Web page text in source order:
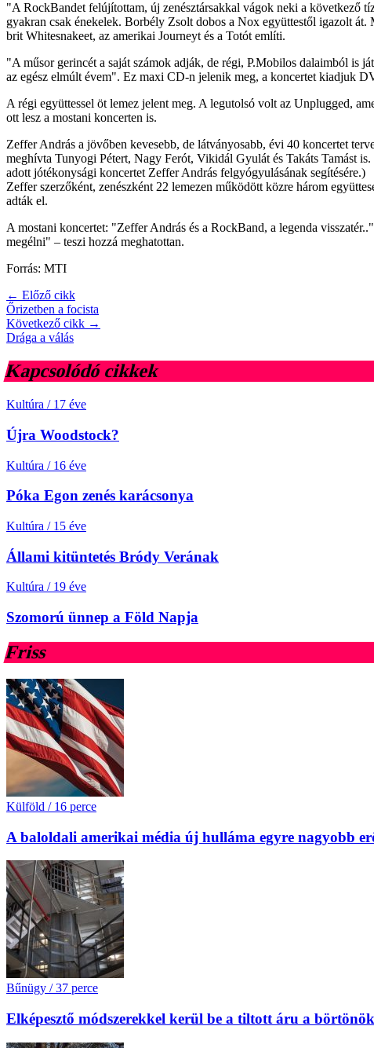
"A RockBandet felújítottam, új zenésztársakkal vágok neki a következő
gyakran csak énekelek. Borbély Zsolt dobos a Nox együttestől igazolt
brit Whitesnakeet, az amerikai Journeyt és a Totót említi.
"A műsor gerincét a saját számok adják, de régi, P.Mobilos dalaimból is
az egész elmúlt évem". Ez maxi CD-n jelenik meg, a koncertet kiadjuk
A régi együttessel öt lemez jelent meg. A legutolsó volt az Unplugged,
ott lesz a mostani koncerten is.
Zeffer András a jövőben kevesebb, de látványosabb, évi 40 koncertet
meghívta Tunyogi Pétert, Nagy Ferót, Vikidál Gyulát és Takáts Tamást
adott jótékonysági koncertet Zeffer András felgyógyulásának segítésére.)
Zeffer szerzőként, zenészként 22 lemezen működött közre három
adták el.
A mostani koncertet: "Zeffer András és a RockBand, a legenda
megélni" – teszi hozzá meghatottan.
Forrás: MTI
← Előző cikk
Őrizetben a focista
Következő cikk →
Drága a válás
Kapcsolódó cikkek
Kultúra / 17 éve
Újra Woodstock?
Kultúra / 16 éve
Póka Egon zenés karácsonya
Kultúra / 15 éve
Állami kitüntetés Bródy Verának
Kultúra / 19 éve
Szomorú ünnep a Föld Napja
Friss
Külföld / 16 perce
A baloldali amerikai média új hulláma egyre nagyobb
Bűnügy / 37 perce
Elképesztő módszerekkel kerül be a tiltott áru a